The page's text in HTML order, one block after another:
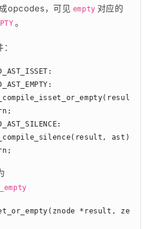
opcodes，可见 empty 对应的
。
ast);
*result,